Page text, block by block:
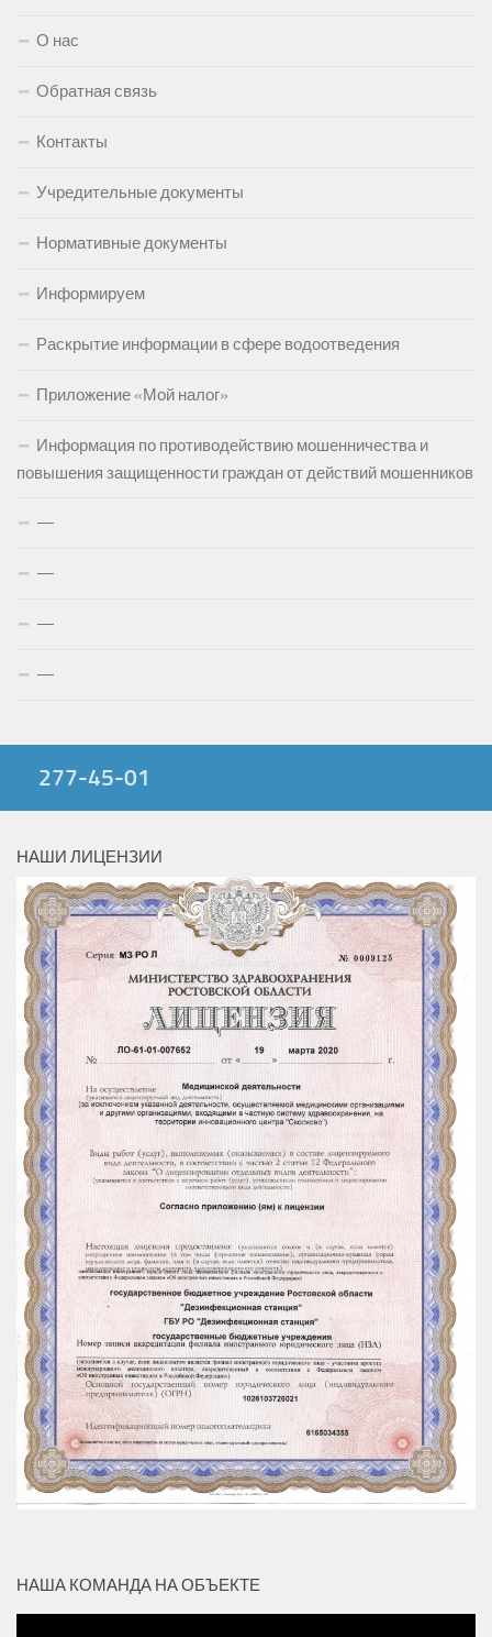
О нас
Обратная связь
Контакты
Учредительные документы
Нормативные документы
Информируем
Раскрытие информации в сфере водоотведения
Приложение «Мой налог»
Информация по противодействию мошенничества и
повышения защищенности граждан от действий мошенников
—
—
—
—
277-45-01
НАШИ ЛИЦЕНЗИИ
НАША КОМАНДА НА ОБЪЕКТЕ